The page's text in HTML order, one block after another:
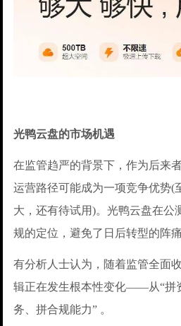
光鸭云盘的市场机遇
在监管趋严的背景下，作为后来
运营路径可能成为一项竞争优势(
大，还有待试用)。光鸭云盘在公
规的定位，避免了日后转型的阵痛
有分析人士认为，随着监管全面
辑正在发生根本性变化——从“拼
务、拼合规能力” 。